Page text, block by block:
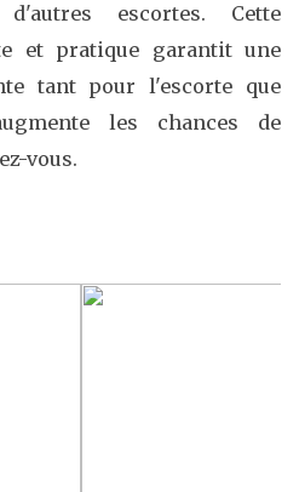
escortes. Cette
et pratique garantit une
tant pour l'escorte que
les chances de
vous.